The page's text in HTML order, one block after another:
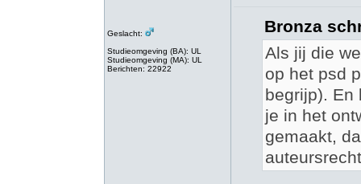
Geslacht:
Studieomgeving (BA): UL
Studieomgeving (MA): UL
Berichten: 22922
Bronza
Als jij die
op het psd
begrijp). En
je in het
gemaakt,